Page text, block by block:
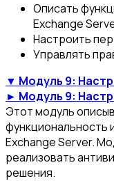
Описать
Exchange
Настроить
Управлять
▼ Модуль 9:
► Модуль 9:
Этот модуль
функциональность
Exchange Server.
реализовать
решения.